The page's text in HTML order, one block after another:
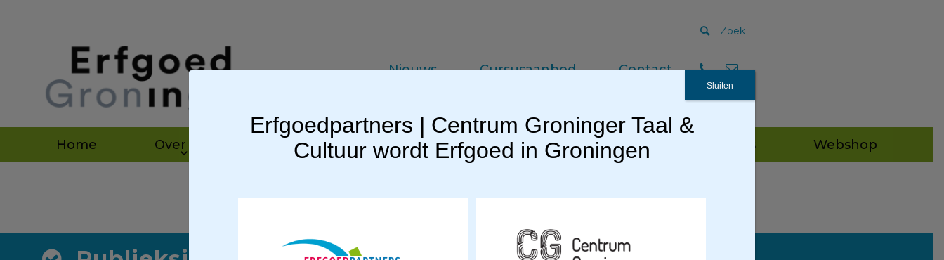
Nieuws Cursusaanbod Contact
Home Over ons Agenda Vakinformatie Praktijkkennis Publicaties Webshop
Erfgoedpartners | Centrum Groninger Taal &
Cultuur wordt Erfgoed in Groningen
Sluiten